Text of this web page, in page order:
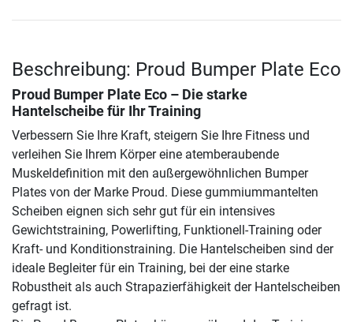
Beschreibung: Proud Bumper Plate Eco
Proud Bumper Plate Eco – Die starke
Hantelscheibe für Ihr Training
Verbessern Sie Ihre Kraft, steigern Sie Ihre Fitness und
verleihen Sie Ihrem Körper eine atemberaubende
Muskeldefinition mit den außergewöhnlichen Bumper
Plates von der Marke Proud. Diese gummiummantelten
Scheiben eignen sich sehr gut für ein intensives
Gewichtstraining, Powerlifting, Funktionell-Training oder
Kraft- und Konditionstraining. Die Hantelscheiben sind der
ideale Begleiter für ein Training, bei der eine starke
Robustheit als auch Strapazierfähigkeit der Hantelscheiben
gefragt ist.